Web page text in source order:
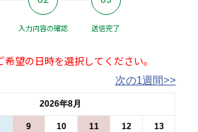
入力内容の確認 送信完了
望の日時を選択してください。
次の1週間>>
2026年8月
9
10
11
12
13